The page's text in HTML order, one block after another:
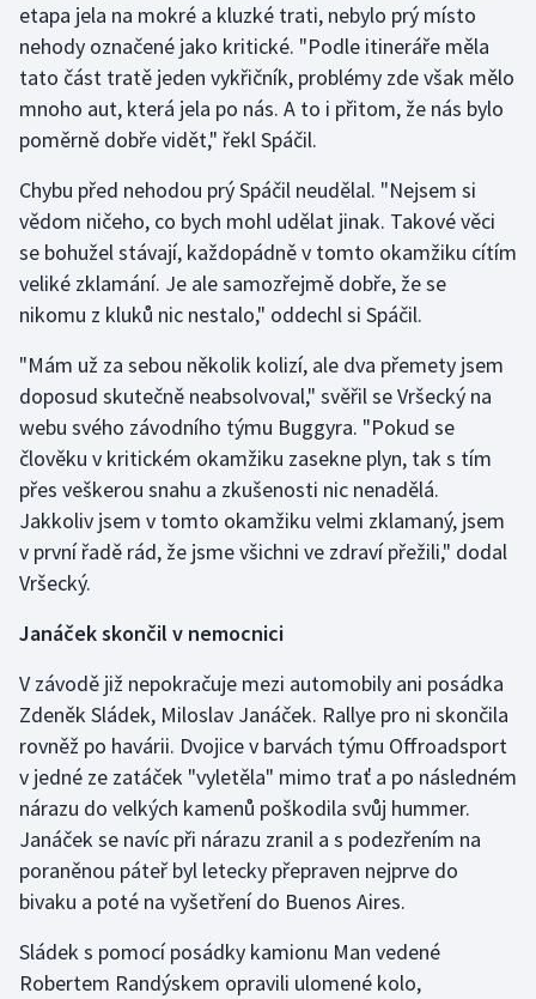
Judo
Krasobruslení
Lyže a snowboard
Moderní pětiboj
Motorsport
Olympijské hry
Parasport
Plavání
Plážový volejbal
Rychlobruslení
Rychlostní kanoistika
Short track
Sportovní střelba
Stolní tenis
Triatlon
etapa jela na mokré a kluzké trati, nebylo prý místo
nehody označené jako kritické. "Podle itineráře měla
tato část tratě jeden vykřičník, problémy zde však mělo
mnoho aut, která jela po nás. A to i přitom, že nás bylo
poměrně dobře vidět," řekl Spáčil.
Chybu před nehodou prý Spáčil neudělal. "Nejsem si
vědom ničeho, co bych mohl udělat jinak. Takové věci
se bohužel stávají, každopádně v tomto okamžiku cítím
veliké zklamání. Je ale samozřejmě dobře, že se
nikomu z kluků nic nestalo," oddechl si Spáčil.
"Mám už za sebou několik kolizí, ale dva přemety jsem
doposud skutečně neabsolvoval," svěřil se Vršecký na
webu svého závodního týmu Buggyra. "Pokud se
člověku v kritickém okamžiku zasekne plyn, tak s tím
přes veškerou snahu a zkušenosti nic nenadělá.
Jakkoliv jsem v tomto okamžiku velmi zklamaný, jsem
v první řadě rád, že jsme všichni ve zdraví přežili," dodal
Vršecký.
Janáček skončil v nemocnici
V závodě již nepokračuje mezi automobily ani posádka
Zdeněk Sládek, Miloslav Janáček. Rallye pro ni skončila
rovněž po havárii. Dvojice v barvách týmu Offroadsport
v jedné ze zatáček "vyletěla" mimo trať a po následném
nárazu do velkých kamenů poškodila svůj hummer.
Janáček se navíc při nárazu zranil a s podezřením na
poraněnou páteř byl letecky přepraven nejprve do
bivaku a poté na vyšetření do Buenos Aires.
Sládek s pomocí posádky kamionu Man vedené
Robertem Randýskem opravili ulomené kolo,